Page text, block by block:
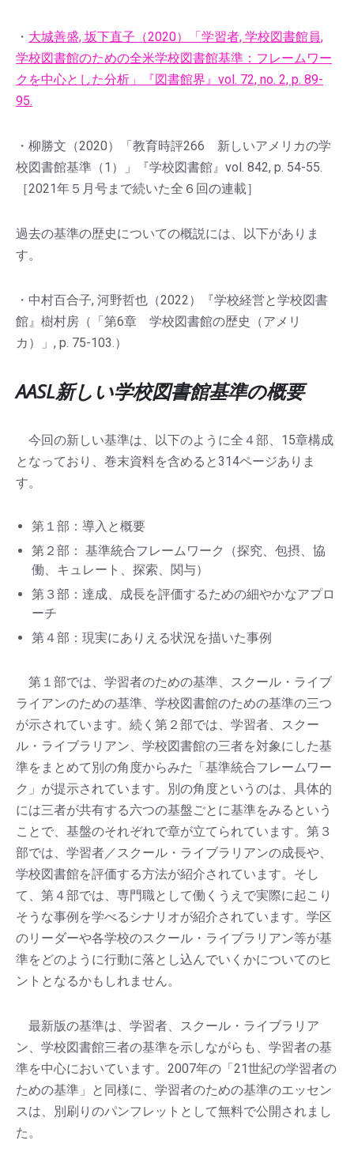
・ 大城善盛, 坂下直子（2020）「学習者, 学校図書館員,
学校図書館のための全米学校図書館基準：フレームワー
クを中心とした分析」『図書館界』vol. 72, no. 2, p. 89-
95.
・柳勝文（2020）「教育時評266 新しいアメリカの学
校図書館基準（1）」『学校図書館』vol. 842, p. 54-55.
［2021年５月号まで続いた全６回の連載］
過去の基準の歴史についての概説には、以下がありま
す。
・中村百合子, 河野哲也（2022）『学校経営と学校図書
館』樹村房（「第6章 学校図書館の歴史（アメリ
カ）」, p. 75-103.）
AASL新しい学校図書館基準の概要
今回の新しい基準は、以下のように全４部、15章構成
となっており、巻末資料を含めると314ページありま
す。
第１部：導⼊と概要
第２部： 基準統合フレームワーク（探究、包摂、協
働、キュレート、探索、関与）
第３部：達成、成⻑を評価するための細やかなアプロ
ーチ
第４部：現実にありえる状況を描いた事例
第１部では、学習者のための基準、スクール・ライブ
ライアンのための基準、学校図書館のための基準の三つ
が示されています。続く第２部では、学習者、スクー
ル・ライブラリアン、学校図書館の三者を対象にした基
準をまとめて別の角度からみた「基準統合フレームワー
ク」が提示されています。別の角度というのは、具体的
には三者が共有する六つの基盤ごとに基準をみるという
ことで、基盤のそれぞれで章が立てられています。第３
部では、学習者／スクール・ライブラリアンの成長や、
学校図書館を評価する方法が紹介されています。そし
て、第４部では、専門職として働くうえで実際に起こり
そうな事例を学べるシナリオが紹介されています。学区
のリーダーや各学校のスクール・ライブラリアン等が基
準をどのように行動に落とし込んでいくかについてのヒ
ントとなるかもしれません。
最新版の基準は、学習者、スクール・ライブラリア
ン、学校図書館三者の基準を示しながらも、学習者の基
準を中心においています。2007年の「21世紀の学習者の
ための基準」と同様に、学習者のための基準のエッセン
スは、別刷りのパンフレットとして無料で公開されまし
た。